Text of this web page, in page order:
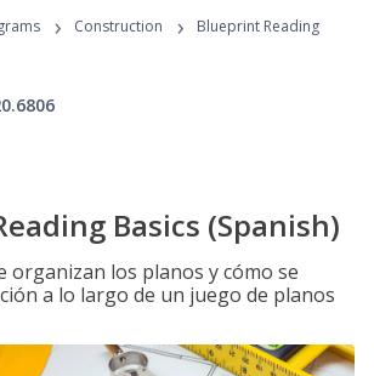
Programs
› Construction ›
Blueprint Reading
Basics (Spanish)
organizan los planos y cómo se
a lo largo de un juego de planos